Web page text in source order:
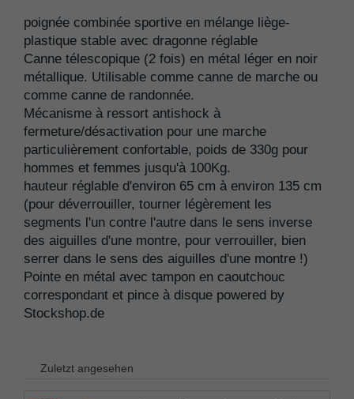
poignée combinée sportive en mélange liège-
plastique stable avec dragonne réglable
Canne télescopique (2 fois) en métal léger en noir
métallique. Utilisable comme canne de marche ou
comme canne de randonnée.
Mécanisme à ressort antishock à
fermeture/désactivation pour une marche
particulièrement confortable, poids de 330g pour
hommes et femmes jusqu'à 100Kg.
hauteur réglable d'environ 65 cm à environ 135 cm
(pour déverrouiller, tourner légèrement les
segments l'un contre l'autre dans le sens inverse
des aiguilles d'une montre, pour verrouiller, bien
serrer dans le sens des aiguilles d'une montre !)
Pointe en métal avec tampon en caoutchouc
correspondant et pince à disque powered by
Stockshop.de
Zuletzt angesehen